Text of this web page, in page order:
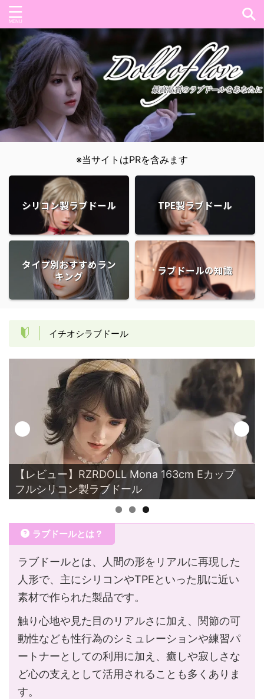
※当サイトはPRを含みます
シリコン製ラブドール TPE製ラブドール
タイプ別おすすめラン
キング
ラブドールの知識
イチオシラブドール
Eカップ
【レビュー】FunwestAmy 157cm Gカ
Natural肌 童顔巨乳 水着姿 ラブドー
ラブドールとは？
ラブドールとは、人間の形をリアルに再現した
人形で、主にシリコンやTPEといった肌に近い
素材で作られた製品です。
触り心地や見た目のリアルさに加え、関節の可
動性なども性行為のシミュレーションや練習パ
ートナーとしての利用に加え、癒しや寂しさな
ど心の支えとして活用されることも多くありま
す。